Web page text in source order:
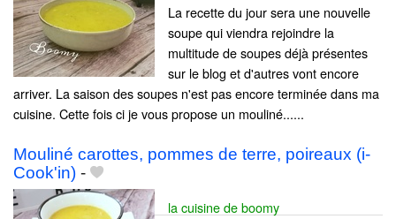
La recette du jour sera une nouvelle
soupe qui viendra rejoindre la
multitude de soupes déjà présentes
sur le blog et d'autres vont encore
arriver. La saison des soupes n'est pas encore terminée dans ma
cuisine. Cette fois ci je vous propose un mouliné......
Mouliné carottes, pommes de terre, poireaux (i-
Cook'in) -
la cuisine de boomy